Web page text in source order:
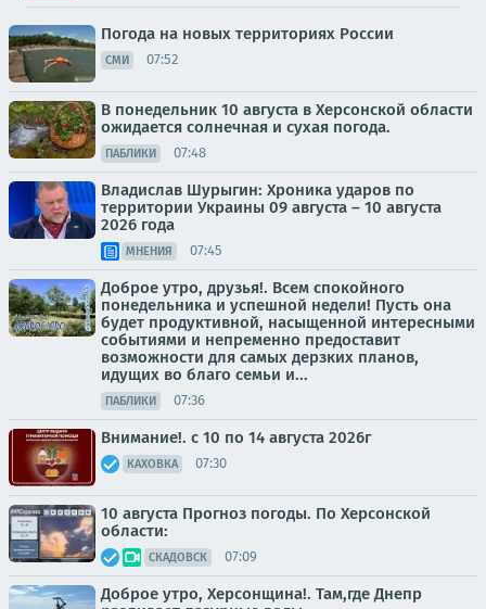
Погода на новых территориях России
СМИ 07:52
В понедельник 10 августа в Херсонской области
ожидается солнечная и сухая погода.
ПАБЛИКИ 07:48
Владислав Шурыгин: Хроника ударов по
территории Украины 09 августа – 10 августа
2026 года
МНЕНИЯ 07:45
Доброе утро, друзья!. Всем спокойного
понедельника и успешной недели! Пусть она
будет продуктивной, насыщенной интересными
событиями и непременно предоставит
возможности для самых дерзких планов,
идущих во благо семьи и...
ПАБЛИКИ 07:36
Внимание!. с 10 по 14 августа 2026г
КАХОВКА 07:30
10 августа Прогноз погоды. По Херсонской
области:
СКАДОВСК 07:09
Доброе утро, Херсонщина!. Там,где Днепр